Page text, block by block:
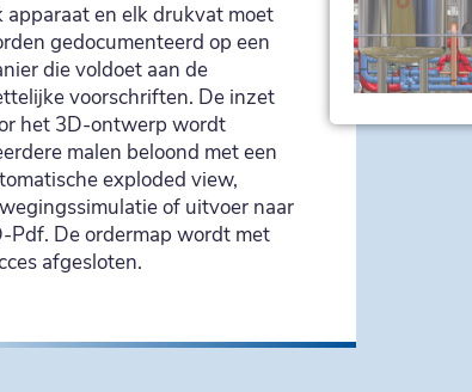
apparaat en elk drukvat moet
gedocumenteerd op een
die voldoet aan de
voorschriften. De inzet
het 3D-ontwerp wordt
malen beloond met een
exploded view,
of uitvoer naar
Pdf. De ordermap wordt met
afgesloten.